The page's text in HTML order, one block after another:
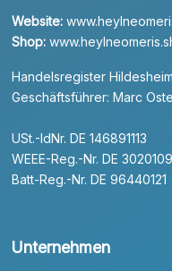
Website:
Shop:
Handelsregister
Geschäftsführer: Marc
USt.-IdNr. DE 146891113
WEEE-Reg.-Nr. DE
Batt-Reg.-Nr. DE 96440121
Unternehmen